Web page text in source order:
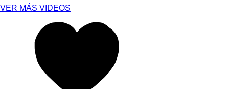
VER MÁS VIDEOS